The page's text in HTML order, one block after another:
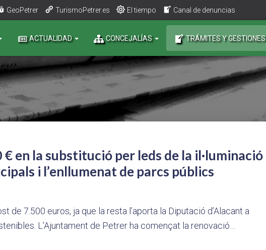
GeoPetrer TurismoPetrer.es El tiempo Canal de denuncias
ACTUALIDAD CONCEJALÍAS TRÁMITES Y GESTIONES
en la substitució per leds de la il·luminació
i l’enllumenat de parcs públics
de 7.500 euros, ja que la resta l’aporta la Diputació d’Alacant a
L’Ajuntament de Petrer ha començat la renovació…